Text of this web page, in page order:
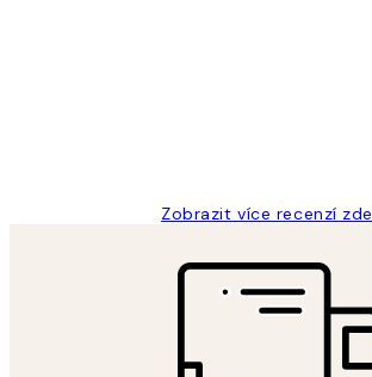
Zobrazit více recenzí zde